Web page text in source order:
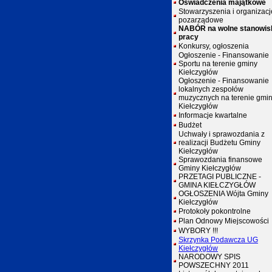
Oświadczenia majątkowe
Stowarzyszenia i
pozarządowe
NABÓR na wolne
pracy
Konkursy, ogłoszenia
Ogłoszenie - Finansowanie
Sportu na terenie gminy
Kiełczygłów
Ogłoszenie - Finansowanie
lokalnych zespołów
muzycznych na terenie
Kiełczygłów
Informacje kwartalne
Budżet
Uchwały i sprawozdania z
realizacji Budżetu Gminy
Kiełczygłów
Sprawozdania finansowe
Gminy Kiełczygłów
PRZETAGI PUBLICZNE -
GMINA KIEŁCZYGŁÓW
OGŁOSZENIA Wójta Gminy
Kiełczygłów
Protokoły pokontrolne
Plan Odnowy Miejscowości
WYBORY !!!
Skrzynka Podawcza UG
Kiełczygłów
NARODOWY SPIS
POWSZECHNY 2011